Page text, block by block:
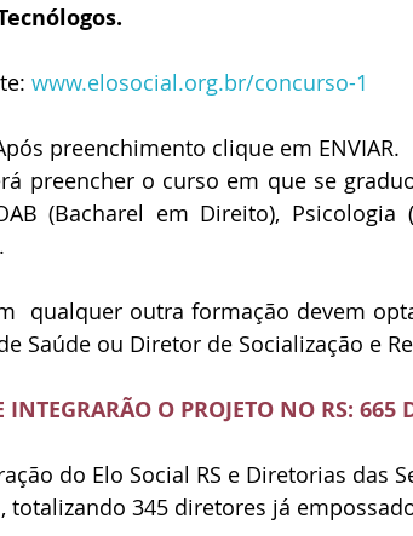
www.elosocial.org.br/concurso-1
preenchimento clique em ENVIAR.
preencher o curso em que se
(Bacharel em Direito), Psicologia
qualquer outra formação devem
Saúde ou Diretor de Socialização e
INTEGRARÃO O PROJETO NO RS:
do Elo Social RS e Diretorias das
totalizando 345 diretores já